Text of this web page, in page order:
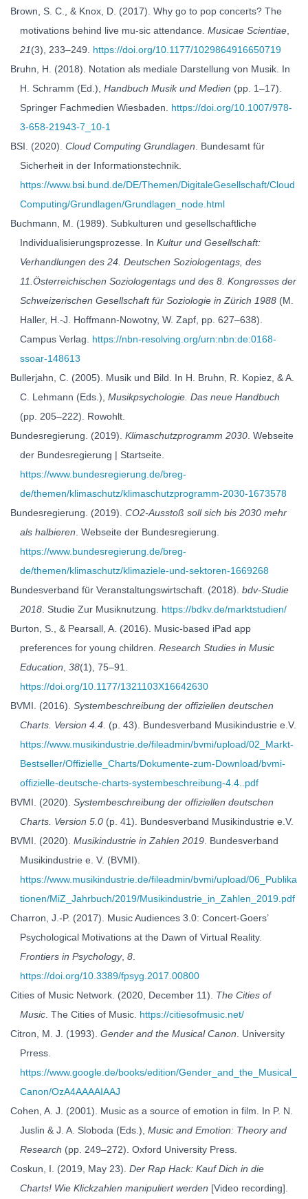
Brown, S. C., & Knox, D. (2017). Why go to pop concerts? The
motivations behind live mu-sic attendance. Musicae Scientiae
21(3), 233–249. https://doi.org/10.1177/1029864916650719
Bruhn, H. (2018). Notation als mediale Darstellung von Musik. In
H. Schramm (Ed.), Handbuch Musik und Medien (pp. 1–17).
Springer Fachmedien Wiesbaden. https://doi.org/10.1007/978-
3-658-21943-7_10-1
BSI. (2020). Cloud Computing Grundlagen . Bundesamt für
Sicherheit in der Informationstechnik.
https://www.bsi.bund.de/DE/Themen/DigitaleGesellschaft/Cloud
Computing/Grundlagen/Grundlagen_node.html
Buchmann, M. (1989). Subkulturen und gesellschaftliche
Individualisierungsprozesse. In Kultur und Gesellschaft:
Verhandlungen des 24. Deutschen Soziologentags, des
11.Österreichischen Soziologentags und des 8. Kongresses der
Schweizerischen Gesellschaft für Soziologie in Zürich 1988 (M.
Haller, H.-J. Hoffmann-Nowotny, W. Zapf, pp. 627–638).
Campus Verlag. https://nbn-resolving.org/urn:nbn:de:0168-
ssoar-148613
Bullerjahn, C. (2005). Musik und Bild. In H. Bruhn, R. Kopiez, & A.
C. Lehmann (Eds.), Musikpsychologie. Das neue Handbuch
(pp. 205–222). Rowohlt.
Bundesregierung. (2019). Klimaschutzprogramm 2030 . Webseite
der Bundesregierung | Startseite.
https://www.bundesregierung.de/breg-
de/themen/klimaschutz/klimaschutzprogramm-2030-1673578
Bundesregierung. (2019). CO2-Ausstoß soll sich bis 2030 mehr
als halbieren . Webseite der Bundesregierung.
https://www.bundesregierung.de/breg-
de/themen/klimaschutz/klimaziele-und-sektoren-1669268
Bundesverband für Veranstaltungswirtschaft. (2018). bdv-Studie
2018 . Studie Zur Musiknutzung. https://bdkv.de/marktstudien/
Burton, S., & Pearsall, A. (2016). Music-based iPad app
preferences for young children. Research Studies in Music
Education 38(1), 75–91.
https://doi.org/10.1177/1321103X16642630
BVMI. (2016). Systembeschreibung der offiziellen deutschen
Charts. Version 4.4. (p. 43). Bundesverband Musikindustrie e.V.
https://www.musikindustrie.de/fileadmin/bvmi/upload/02_Markt-
Bestseller/Offizielle_Charts/Dokumente-zum-Download/bvmi-
offizielle-deutsche-charts-systembeschreibung-4.4..pdf
BVMI. (2020). Systembeschreibung der offiziellen deutschen
Charts. Version 5.0 (p. 41). Bundesverband Musikindustrie e.V.
BVMI. (2020). Musikindustrie in Zahlen 2019 . Bundesverband
Musikindustrie e. V. (BVMI).
https://www.musikindustrie.de/fileadmin/bvmi/upload/06_Publika
tionen/MiZ_Jahrbuch/2019/Musikindustrie_in_Zahlen_2019.pdf
Charron, J.-P. (2017). Music Audiences 3.0: Concert-Goers’
Psychological Motivations at the Dawn of Virtual Reality.
Frontiers in Psychology, 8
https://doi.org/10.3389/fpsyg.2017.00800
Cities of Music Network. (2020, December 11). The Cities of
Music . The Cities of Music. https://citiesofmusic.net/
Citron, M. J. (1993). Gender and the Musical Canon . University
Prress.
https://www.google.de/books/edition/Gender_and_the_Musical_
Canon/OzA4AAAAIAAJ
Cohen, A. J. (2001). Music as a source of emotion in film. In P. N.
Juslin & J. A. Sloboda (Eds.), Music and Emotion: Theory and
Research (pp. 249–272). Oxford University Press.
Coskun, I. (2019, May 23). Der Rap Hack: Kauf Dich in die
Charts! Wie Klickzahlen manipuliert werden [Video recording].